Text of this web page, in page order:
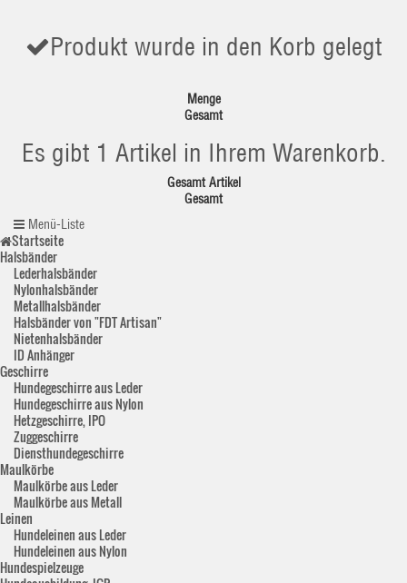
Produkt wurde in den Korb gelegt
Menge
Gesamt
Es gibt 1 Artikel in Ihrem Warenkorb.
Gesamt Artikel
Gesamt
Menü-Liste
Startseite
Halsbänder
Lederhalsbänder
Nylonhalsbänder
Metallhalsbänder
Halsbänder von "FDT Artisan"
Nietenhalsbänder
ID Anhänger
Geschirre
Hundegeschirre aus Leder
Hundegeschirre aus Nylon
Hetzgeschirre, IPO
Zuggeschirre
Diensthundegeschirre
Maulkörbe
Maulkörbe aus Leder
Maulkörbe aus Metall
Leinen
Hundeleinen aus Leder
Hundeleinen aus Nylon
Hundespielzeuge